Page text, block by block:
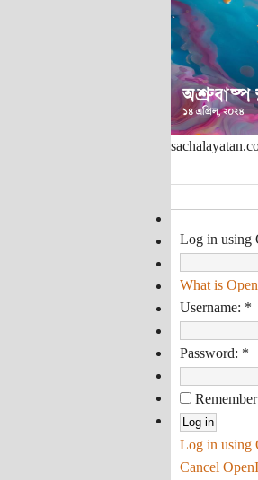
Log in using
What is
Username: *
Password: *
Log in using
Cancel